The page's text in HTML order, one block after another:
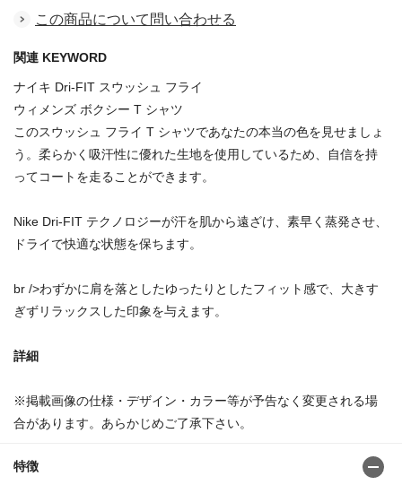
この商品について問い合わせる
関連 KEYWORD
ナイキ Dri-FIT スウッシュ フライ
ウィメンズ ボクシー T シャツ
このスウッシュ フライ T シャツであなたの本当の色を見せましょ
う。柔らかく吸汗性に優れた生地を使用しているため、自信を持
ってコートを走ることができます。
Nike Dri-FIT テクノロジーが汗を肌から遠ざけ、素早く蒸発させ、
ドライで快適な状態を保ちます。
br />わずかに肩を落としたゆったりとしたフィット感で、大きす
ぎずリラックスした印象を与えます。
詳細
※掲載画像の仕様・デザイン・カラー等が予告なく変更される場
合があります。あらかじめご了承下さい。
特徴